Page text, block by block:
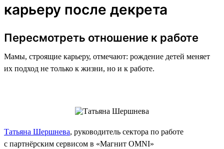
карьеру после декрета
Пересмотреть отношение к работе
Мамы, строящие карьеру, отмечают: рождение детей меняет
их подход не только к жизни, но и к работе.
Татьяна Шершнева, руководитель сектора по работе
с партнёрским сервисом в «Магнит OMNI»